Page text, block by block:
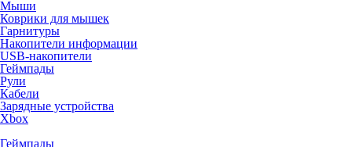
Мыши
Коврики для мышек
Гарнитуры
Накопители информации
USB-накопители
Геймпады
Рули
Кабели
Зарядные устройства
Xbox
Геймпады